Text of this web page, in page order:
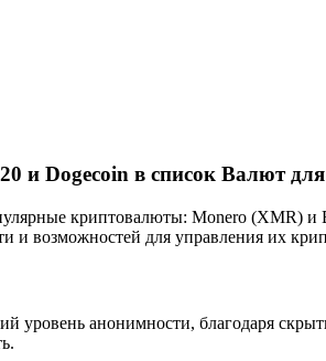
и Dogecoin в список Валют
криптовалюты: Monero (XMR) и
и возможностей для управления их
уровень анонимности, благодаря